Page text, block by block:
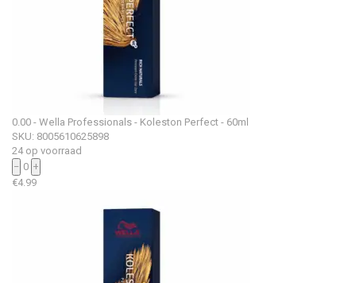
0.00 - Wella Professionals - Koleston Perfect - 60ml
SKU: 8005610625898
24 op voorraad
− 0 +
€4.99